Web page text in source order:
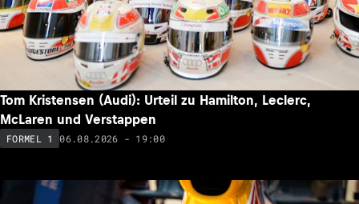
Tom Kristensen (Audi): Urteil zu Hamilton, Leclerc,
McLaren und Verstappen
FORMEL 1 06.08.2026 - 19:00